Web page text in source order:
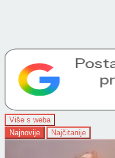
Više s weba
Najnovije
Najčitanije